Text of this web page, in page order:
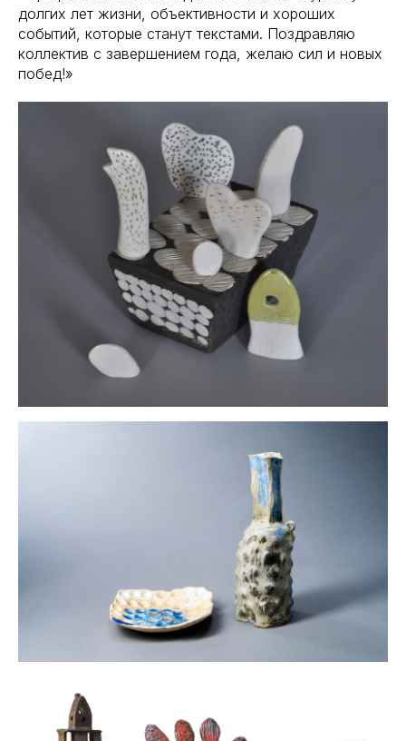
долгих лет жизни, объективности и хороших
событий, которые станут текстами. Поздравляю
коллектив с завершением года, желаю сил и новых
побед!»